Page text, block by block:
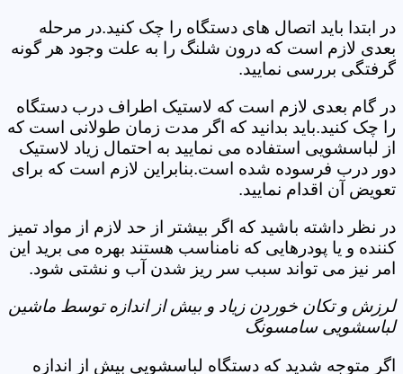
در ابتدا باید اتصال های دستگاه را چک کنید.در مرحله
بعدی لازم است که درون شلنگ را به علت وجود هر گونه
گرفتگی بررسی نمایید.
در گام بعدی لازم است که لاستیک اطراف درب دستگاه
را چک کنید.باید بدانید که اگر مدت زمان طولانی است که
از لباسشویی استفاده می نمایید به احتمال زیاد لاستیک
دور درب فرسوده شده است.بنابراین لازم است که برای
تعویض آن اقدام نمایید.
در نظر داشته باشید که اگر بیشتر از حد لازم از مواد تمیز
کننده و یا پودرهایی که نامناسب هستند بهره می برید این
امر نیز می تواند سبب سر ریز شدن آب و نشتی شود.
لرزش و تکان خوردن زیاد و بیش از اندازه توسط ماشین
لباسشویی سامسونگ
اگر متوجه شدید که دستگاه لباسشویی بیش از اندازه